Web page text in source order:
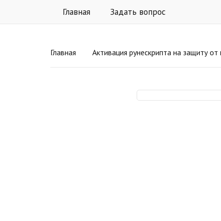
Главная Задать вопрос
Главная Активация рунескрипта на защиту от